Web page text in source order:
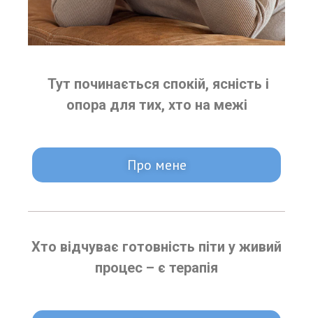
Тут починається спокій, ясність і
опора для тих, хто на межі
Про мене
Хто відчуває готовність піти у живий
процес – є терапія